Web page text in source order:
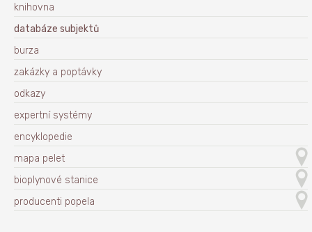
knihovna
databáze subjektů
burza
zakázky a poptávky
odkazy
expertní systémy
encyklopedie
mapa pelet
bioplynové stanice
producenti popela